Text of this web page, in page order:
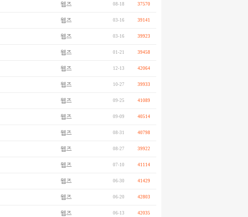
웹즈 08-18 37570
웹즈 03-16 39141
웹즈 03-16 39923
웹즈 01-21 39458
웹즈 12-13 42064
웹즈 10-27 39933
웹즈 09-25 41089
웹즈 09-09 40514
웹즈 08-31 40798
웹즈 08-27 39922
웹즈 07-10 41114
웹즈 06-30 41429
웹즈 06-20 42803
웹즈 06-13 42035